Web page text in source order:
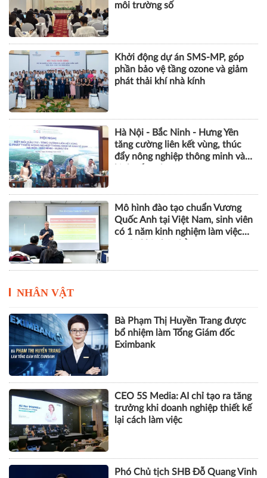
môi trường số
Khởi động dự án SMS-MP, góp
phần bảo vệ tầng ozone và giảm
phát thải khí nhà kính
Hà Nội - Bắc Ninh - Hưng Yên
tăng cường liên kết vùng, thúc
đẩy nông nghiệp thông minh và
Mô hình đào tạo chuẩn Vương
Quốc Anh tại Việt Nam, sinh viên
có 1 năm kinh nghiệm làm việc
NHÂN VẬT
Bà Phạm Thị Huyền Trang được
bổ nhiệm làm Tổng Giám đốc
Eximbank
CEO 5S Media: AI chỉ tạo ra tăng
trưởng khi doanh nghiệp thiết kế
lại cách làm việc
Phó Chủ tịch SHB Đỗ Quang Vinh